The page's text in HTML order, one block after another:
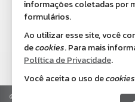
cadastre seu imóvel
imóveis favoritos
mapa de imóveis
©
informações coletadas por
formulários.
Ao utilizar esse site, você
decookies. Para mais
Política de Privacidade.
Você aceita o uso decookies